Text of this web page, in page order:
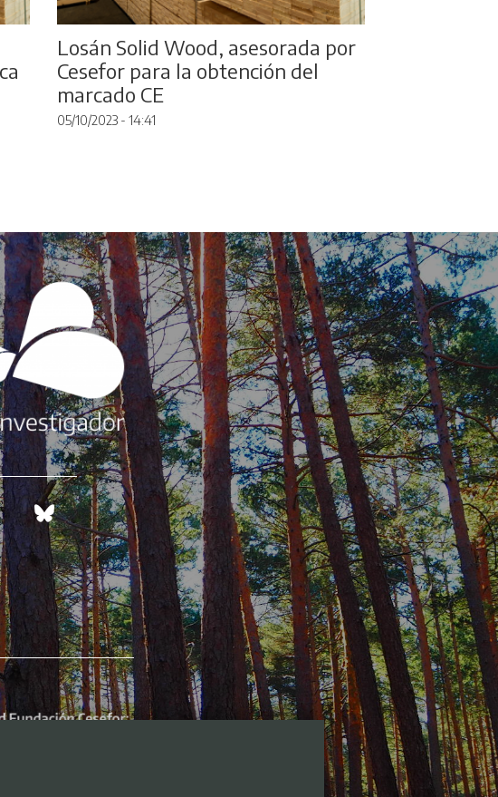
Losán Solid Wood, asesorada por
Cesefor para la obtención del
marcado CE
05/10/2023 - 14:41